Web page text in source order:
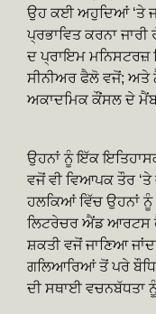
ਉਹ ਕਈ ਅਹੁਦਿਆਂ ‘ਤੇ
ਪ੍ਰਭਾਵਿਤ ਕਰਨਾ
ਦ ਪ੍ਰਾਇਮ ਮਨਿਸਟਰਜ਼
ਸੀਨੀਅਰ ਫੈਲੋ ਵਜੋਂ; ਅਤੇ
ਅਕਾਦਮਿਕ ਕੌਂਸਲ ਦੇ
ਉਹਨਾਂ ਨੂੰ ਇੱਕ
ਵਜੋਂ ਵੀ ਵਿਆਪਕ ਤੌਰ
ਹਲਕਿਆਂ ਵਿੱਚ ਉਹਨਾਂ
ਲਿਟਰੇਚਰ ਐਂਡ ਆਰਟਸ
ਸ਼ਕਤੀ ਵਜੋਂ ਜਾਣਿਆ
ਗਲਿਆਰਿਆਂ ਤੋਂ ਪਰੇ
ਦੀ ਸਥਾਈ ​​ਵਚਨਬੱਧਤਾ